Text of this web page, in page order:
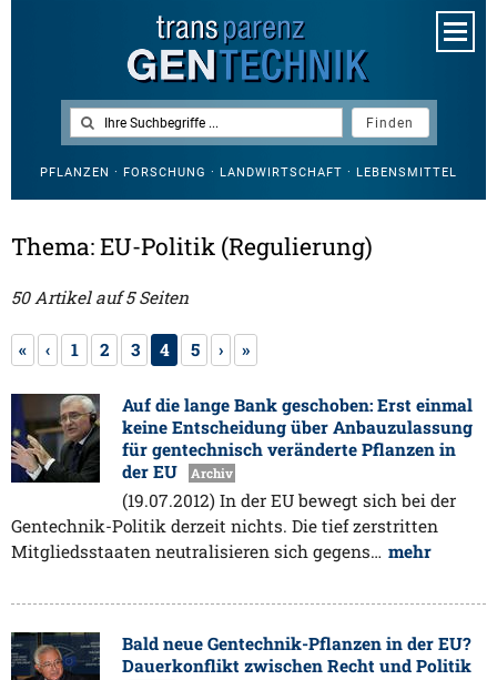
PFLANZEN · FORSCHUNG · LANDWIRTSCHAFT · LEBENSMITTEL
Thema: EU-Politik (Regulierung)
50 Artikel auf 5 Seiten
« ‹ 1 2 3 4 5 › »
Auf die lange Bank geschoben: Erst einmal
keine Entscheidung über Anbauzulassung
für gentechnisch veränderte Pflanzen in
der EU
Archiv
(19.07.2012) In der EU bewegt sich bei der
Gentechnik-Politik derzeit nichts. Die tief zerstritten
Mitgliedsstaaten neutralisieren sich gegens… mehr
Bald neue Gentechnik-Pflanzen in der EU?
Dauerkonflikt zwischen Recht und Politik